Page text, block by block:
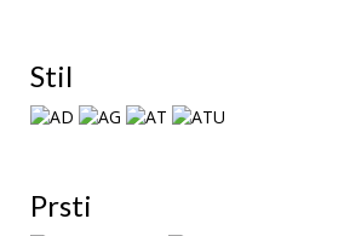
Stil
Prsti